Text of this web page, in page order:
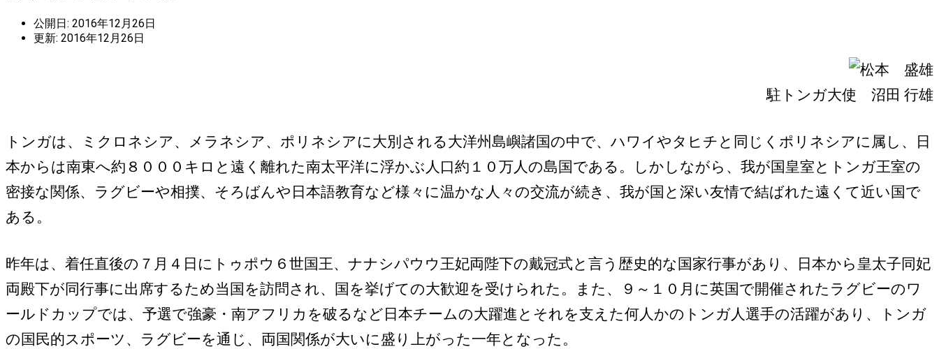
公開日: 2016年12月26日
更新: 2016年12月26日
駐トンガ大使 沼田 行雄
トンガは、ミクロネシア、メラネシア、ポリネシアに大別される大洋州島嶼諸国の中で、ハワイやタヒチと同じくポリネシアに属し、日
本からは南東へ約８０００キロと遠く離れた南太平洋に浮かぶ人口約１０万人の島国である。しかしながら、我が国皇室とトンガ王室の
密接な関係、ラグビーや相撲、そろばんや日本語教育など様々に温かな人々の交流が続き、我が国と深い友情で結ばれた遠くて近い国で
ある。
昨年は、着任直後の７月４日にトゥポウ６世国王、ナナシパウウ王妃両陛下の戴冠式と言う歴史的な国家行事があり、日本から皇太子同妃
両殿下が同行事に出席するため当国を訪問され、国を挙げての大歓迎を受けられた。また、９～１０月に英国で開催されたラグビーのワ
ールドカップでは、予選で強豪・南アフリカを破るなど日本チームの大躍進とそれを支えた何人かのトンガ人選手の活躍があり、トンガ
の国民的スポーツ、ラグビーを通じ、両国関係が大いに盛り上がった一年となった。